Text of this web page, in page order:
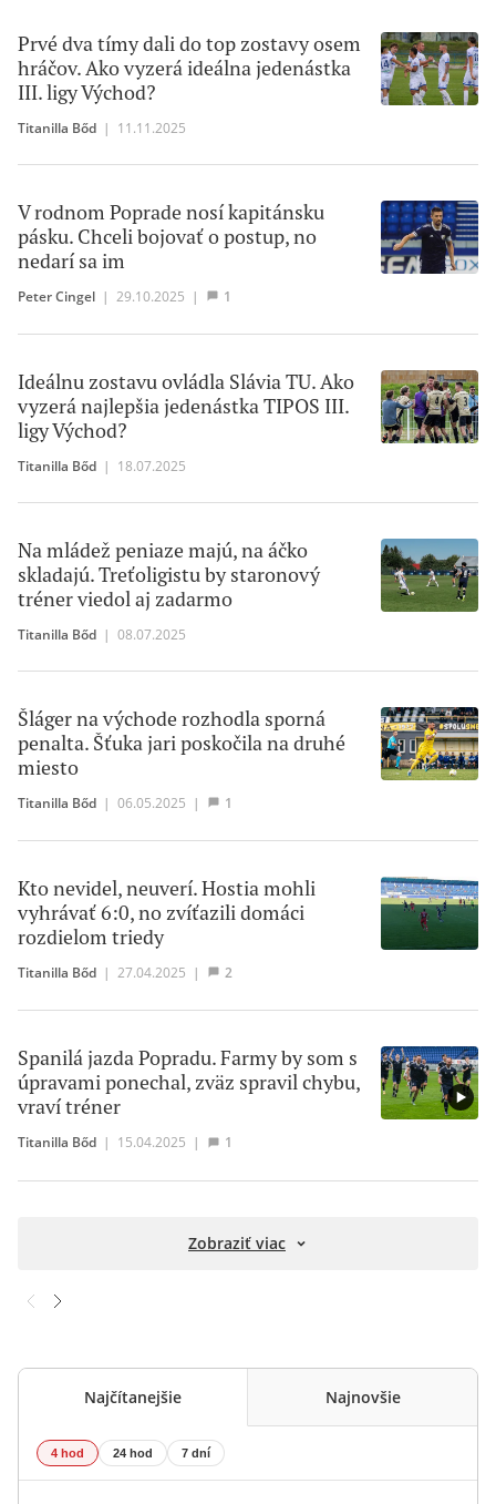
Prvé dva tímy dali do top zostavy osem
hráčov. Ako vyzerá ideálna jedenástka
III. ligy Východ?
Titanilla Bőd | 11.11.2025
V rodnom Poprade nosí kapitánsku
pásku. Chceli bojovať o postup, no
nedarí sa im
Peter Cingel | 29.10.2025 | 1
Ideálnu zostavu ovládla Slávia TU. Ako
vyzerá najlepšia jedenástka TIPOS III.
ligy Východ?
Titanilla Bőd | 18.07.2025
Na mládež peniaze majú, na áčko
skladajú. Treťoligistu by staronový
tréner viedol aj zadarmo
Titanilla Bőd | 08.07.2025
Šláger na východe rozhodla sporná
penalta. Šťuka jari poskočila na druhé
miesto
Titanilla Bőd | 06.05.2025 | 1
Kto nevidel, neuverí. Hostia mohli
vyhrávať 6:0, no zvíťazili domáci
rozdielom triedy
Titanilla Bőd | 27.04.2025 | 2
Spanilá jazda Popradu. Farmy by som s
úpravami ponechal, zväz spravil chybu,
vraví tréner
Titanilla Bőd | 15.04.2025 | 1
Zobraziť viac
Najčítanejšie Najnovšie
4 hod 24 hod 7 dní